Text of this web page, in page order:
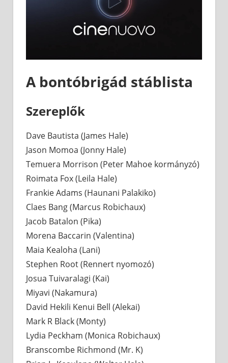
A bontóbrigád stáblista
Szereplők
Dave Bautista (James Hale)
Jason Momoa (Jonny Hale)
Temuera Morrison (Peter Mahoe kormányzó)
Roimata Fox (Leila Hale)
Frankie Adams (Haunani Palakiko)
Claes Bang (Marcus Robichaux)
Jacob Batalon (Pika)
Morena Baccarin (Valentina)
Maia Kealoha (Lani)
Stephen Root (Rennert nyomozó)
Josua Tuivaralagi (Kai)
Miyavi (Nakamura)
David Hekili Kenui Bell (Alekai)
Mark R Black (Monty)
Lydia Peckham (Monica Robichaux)
Branscombe Richmond (Mr. K)